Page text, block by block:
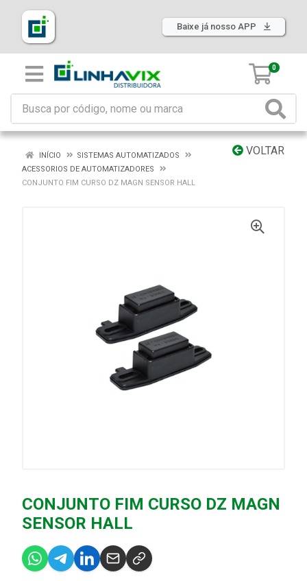
Baixe já nosso APP
0
VOLTAR
INÍCIO
SISTEMAS AUTOMATIZADOS
ACESSORIOS DE AUTOMATIZADORES
CONJUNTO FIM CURSO DZ MAGN SENSOR HALL
CONJUNTO FIM CURSO DZ MAGN
SENSOR HALL